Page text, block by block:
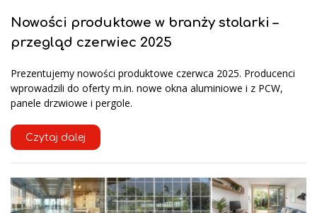
Nowości produktowe w branży stolarki –
przegląd czerwiec 2025
Prezentujemy nowości produktowe czerwca 2025. Producenci
wprowadzili do oferty m.in. nowe okna aluminiowe i z PCW,
panele drzwiowe i pergole.
Czytaj dalej